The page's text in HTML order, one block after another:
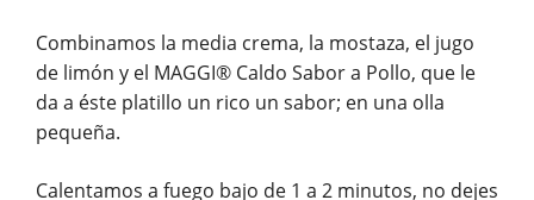
Combinamos la media crema, la mostaza, el jugo
de limón y el MAGGI® Caldo Sabor a Pollo, que le
da a éste platillo un rico un sabor; en una olla
pequeña.
Calentamos a fuego bajo de 1 a 2 minutos, no dejes